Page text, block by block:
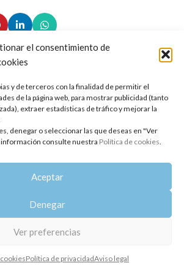
el consentimiento de
y de terceros con la finalidad de permitir el
de la página web, para mostrar publicidad (tanto
extraer estadísticas de tráfico y mejorar la
denegar o seleccionar las que deseas en "Ver
consulte nuestra Política de cookies.
Aceptar
Denegar
Ver preferencias
Política de privacidadAviso legal
2014-2025 Oshadhi España
los derechos reservados.
| Aviso legal | Política de cookies